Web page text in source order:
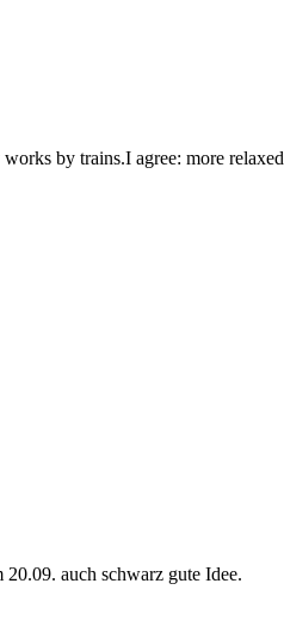
by trains.I agree: more relaxed
20.09. auch schwarz gute Idee.